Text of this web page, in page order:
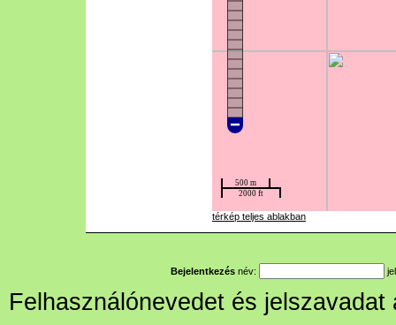
térkép teljes ablakban
Bejelentkezés név:
Felhasználónevedet és